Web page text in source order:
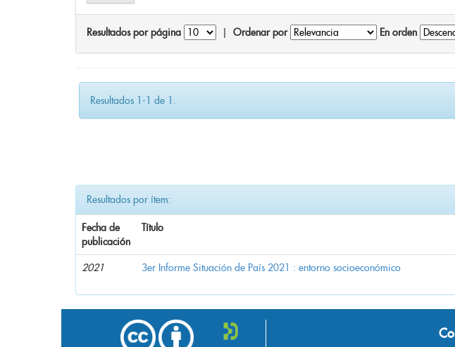
Resultados por página Ordenar por En orden
Resultados 1-1 de 1.
Resultados por ítem:
Fecha de
publicación
Título
2021 3er Informe Situación de País 2021 : entorno socioeconómico